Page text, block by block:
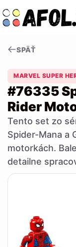
to
content
SPÄŤ
MARVEL SUPER
#76335
Rider
Tento set zo
Spider-Mana a
motorkách.
detailne